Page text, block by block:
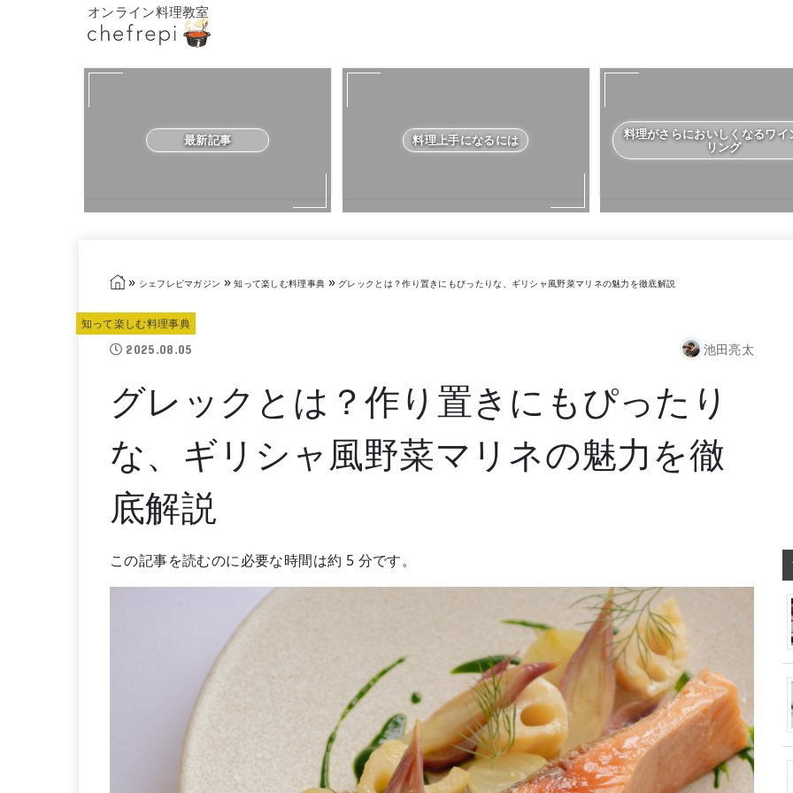
オンライン料理教室
最新記事 料理上手になるには
料理がさらにおいしくなるワイ
リング
» シェフレピマガジン » 知って楽しむ料理事典 »グレックとは？作り置きにもぴったりな、ギリシャ風野菜マリネの魅力を徹底解説
知って楽しむ料理事典
2025.08.05 池田亮太
グレックとは？作り置きにもぴったり
な、ギリシャ風野菜マリネの魅力を徹
底解説
この記事を読むのに必要な時間は約 5 分です。